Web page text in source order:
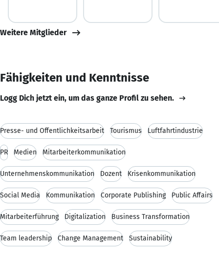
Weitere Mitglieder
Fähigkeiten und Kenntnisse
Logg Dich jetzt ein, um das ganze Profil zu sehen.
Presse- und Öffentlichkeitsarbeit Tourismus Luftfahrtindustrie
PR Medien Mitarbeiterkommunikation
Unternehmenskommunikation Dozent Krisenkommunikation
Social Media Kommunikation Corporate Publishing Public Affairs
Mitarbeiterführung Digitalization Business Transformation
Team leadership Change Management Sustainability